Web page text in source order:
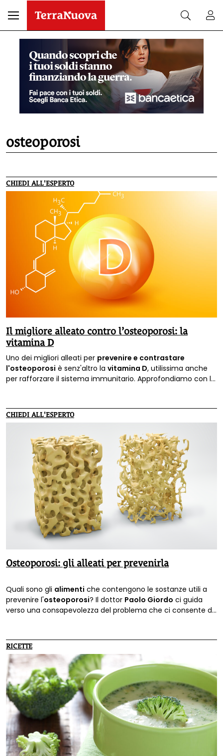
osteoporosi
CHIEDI ALL'ESPERTO
Il migliore alleato contro l’osteoporosi: la
vitamina D
Uno dei migliori alleati per prevenire e contrastare
l'osteoporosi è senz'altro la vitamina D, utilissima anche
per rafforzare il sistema immunitario. Approfondiamo con le
CHIEDI ALL'ESPERTO
Osteoporosi: gli alleati per prevenirla
Quali sono gli alimenti che contengono le sostanze utili a
prevenire l'osteoporosi? Il dottor Paolo Giordo ci guida
verso una consapevolezza del problema che ci consente di
RICETTE